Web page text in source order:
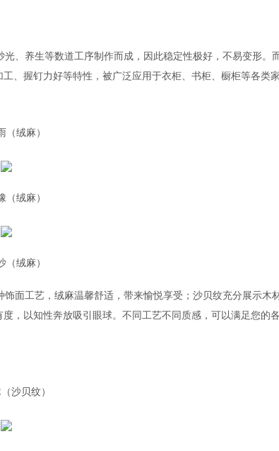
、养生等数道工序制作而成，因此稳定性极好，不易变形。
、握钉力好等特性，被广泛应用于衣柜、书柜、橱柜等各类
（绒麻）
（绒麻）
（绒麻）
面工艺，绒麻温馨舒适，带来愉悦享受；沙贝纹充分展示木
，以知性奔放吸引眼球。不同工艺不同质感，可以满足您的
沙贝纹）